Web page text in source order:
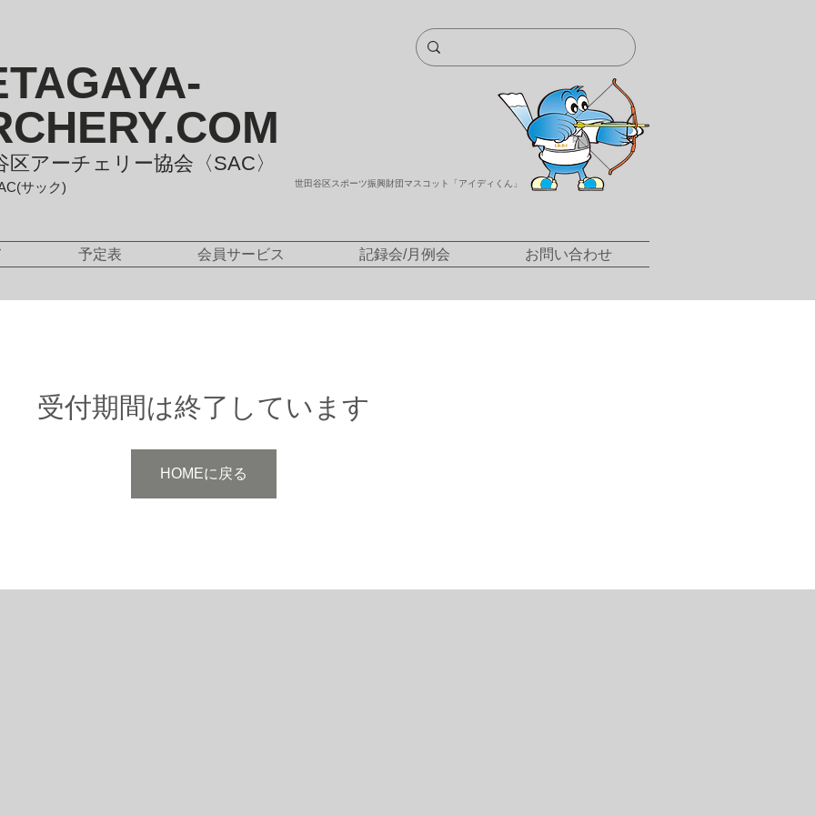
区アーチェリー協会〈SAC〉
世田谷区スポーツ振興財団マスコット「アイディくん」
サック)
予定表 会員サービス 記録会/月例会 お問い合わせ
受付期間は終了しています
HOMEに戻る